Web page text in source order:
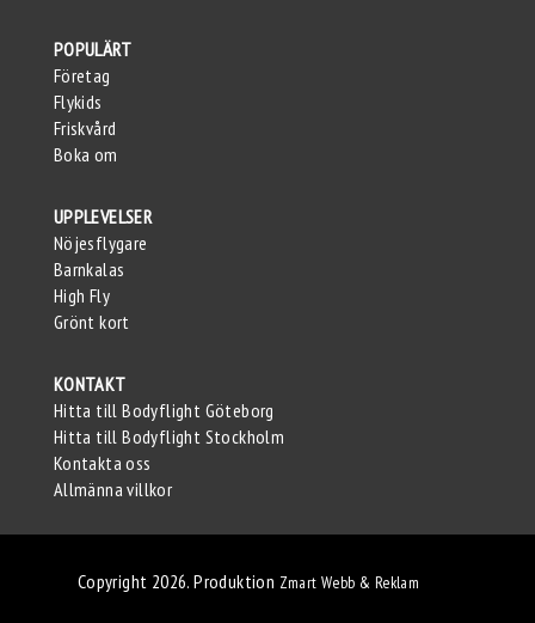
POPULÄRT
Företag
Flykids
Friskvård
Boka om
UPPLEVELSER
Nöjesflygare
Barnkalas
High Fly
Grönt kort
KONTAKT
Hitta till Bodyflight Göteborg
Hitta till Bodyflight Stockholm
Kontakta oss
Allmänna villkor
Copyright 2026. Produktion Zmart Webb & Reklam